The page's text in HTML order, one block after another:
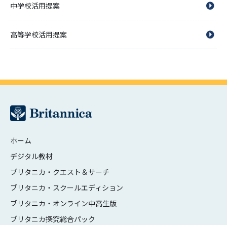
中学校活用提案
高等学校活用提案
ホーム
デジタル教材
ブリタニカ・クエスト＆サーチ
ブリタニカ・スクールエディション
ブリタニカ・オンライン中高生版
ブリタニカ探究総合パック